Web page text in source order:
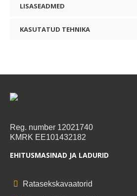
LISASEADMED
KASUTATUD TEHNIKA
Reg. number 12021740
KMRK EE101432182
EHITUSMASINAD JA LADURID
Ratasekskavaatorid